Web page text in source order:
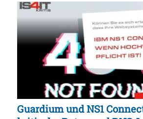
Guardium und NS1